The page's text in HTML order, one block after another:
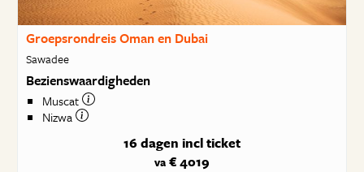
Groepsrondreis Oman en Dubai
Sawadee
Bezienswaardigheden
Muscat
Nizwa
16 dagen incl ticket
va € 4019